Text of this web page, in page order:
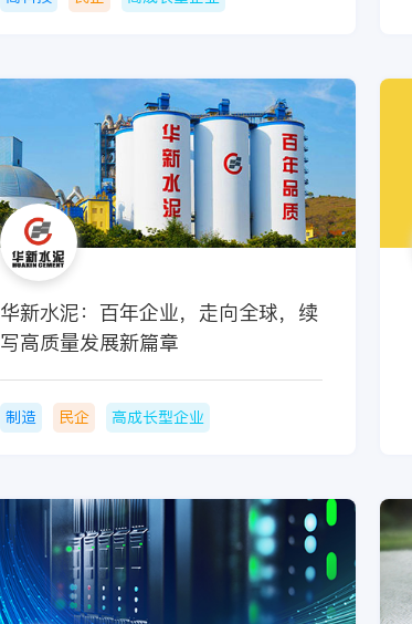
华新水泥：百年企业，走向全球，续
写高质量发展新篇章
制造 民企 高成长型企业